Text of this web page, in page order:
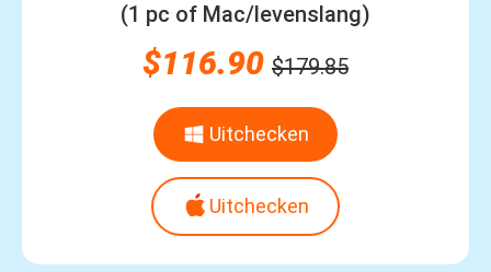
(1 pc of Mac/levenslang)
$116.90 $179.85
Uitchecken
Uitchecken